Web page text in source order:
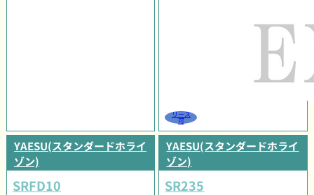
リース
可
YAESU(スタンダードホライ
ゾン)
SRFD10
YAESU(スタンダードホライ
ゾン)
SR235